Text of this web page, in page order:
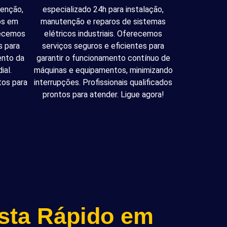
em
para
da
para
especializado 24h para instalação,
manutenção e reparos de sistemas
elétricos industriais. Oferecemos
serviços seguros e eficientes para
garantir o funcionamento contínuo de
máquinas e equipamentos, minimizando
interrupções. Profissionais qualificados
prontos para atender. Ligue agora!
Rápido em